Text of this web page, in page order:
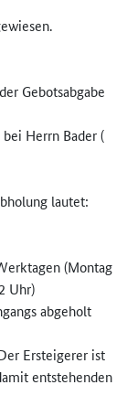
Gebotsabgabe
Herrn Bader (
lautet:
(Montag
Uhr)
abgeholt
Ersteigerer ist
entstehenden